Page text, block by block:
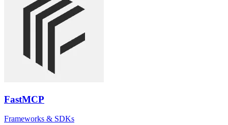
FastMCP
Frameworks & SDKs